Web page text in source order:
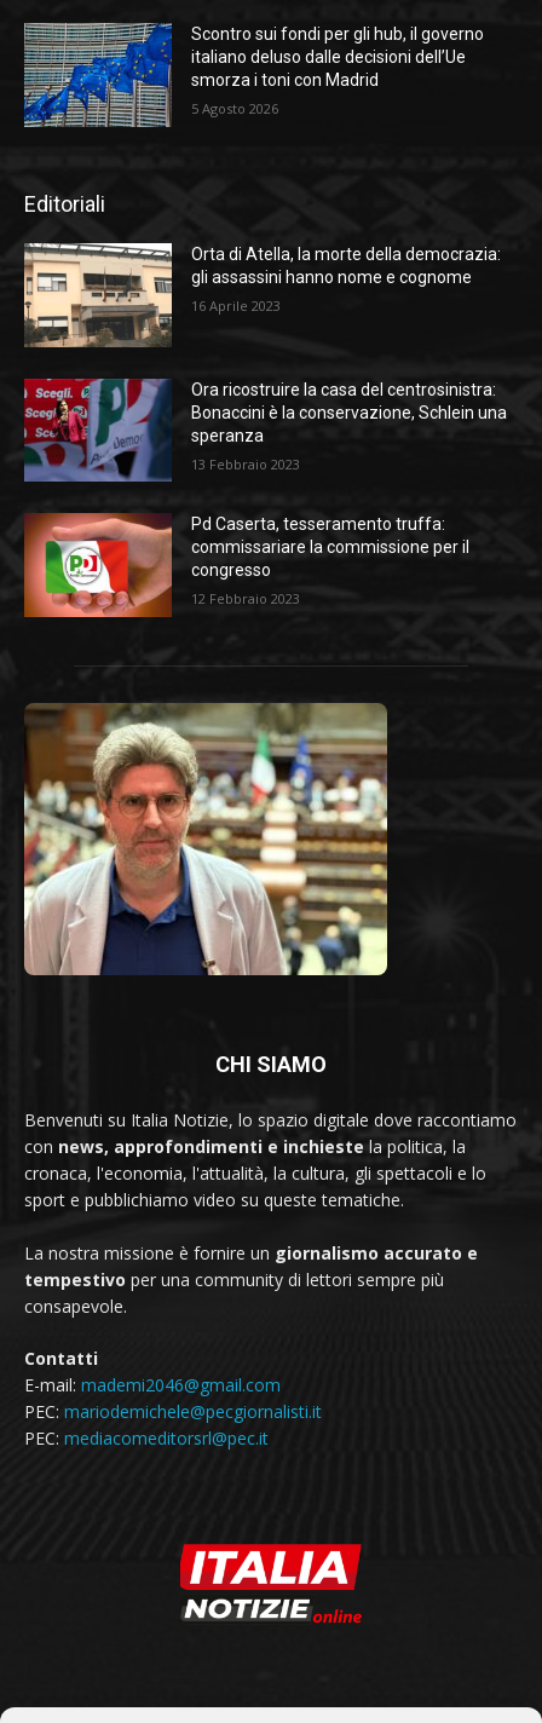
Scontro sui fondi per gli hub, il governo
italiano deluso dalle decisioni dell’Ue
smorza i toni con Madrid
5 Agosto 2026
Editoriali
Orta di Atella, la morte della democrazia:
gli assassini hanno nome e cognome
16 Aprile 2023
Ora ricostruire la casa del centrosinistra:
Bonaccini è la conservazione, Schlein una
speranza
13 Febbraio 2023
Pd Caserta, tesseramento truffa:
commissariare la commissione per il
congresso
12 Febbraio 2023
CHI SIAMO
Benvenuti su Italia Notizie, lo spazio digitale dove raccontiamo
con news, approfondimenti e inchieste la politica, la
cronaca, l'economia, l'attualità, la cultura, gli spettacoli e lo
sport e pubblichiamo video su queste tematiche.
La nostra missione è fornire un giornalismo accurato e
tempestivo per una community di lettori sempre più
consapevole.
Contatti
E-mail: mademi2046@gmail.com
PEC: mariodemichele@pecgiornalisti.it
PEC: mediacomeditorsrl@pec.it
SEGUICI SU